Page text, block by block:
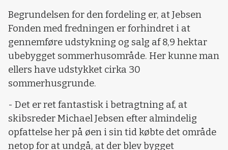
Begrundelsen for den fordeling er, at Jebsen
Fonden med fredningen er forhindret i at
gennemføre udstykning og salg af 8,9 hektar
ubebygget sommerhusområde. Her kunne man
ellers have udstykket cirka 30
sommerhusgrunde.
- Det er ret fantastisk i betragtning af, at
skibsreder Michael Jebsen efter almindelig
opfattelse her på øen i sin tid købte det område
netop for at undgå, at der blev bygget